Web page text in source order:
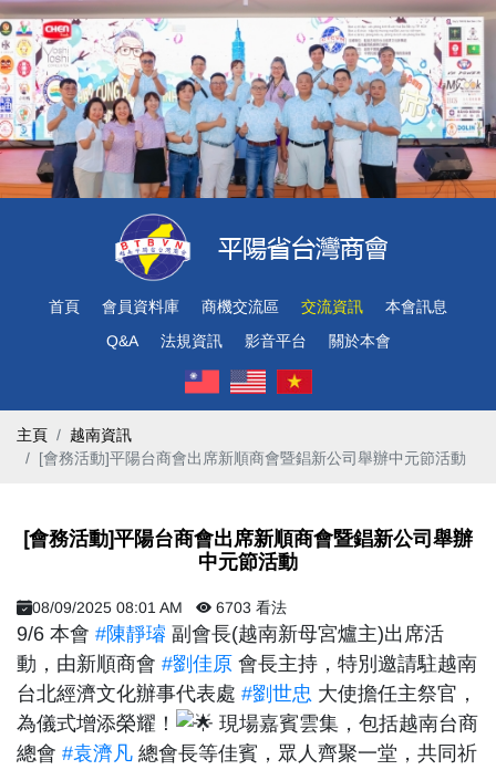
首頁 會員資料庫 商機交流區 交流資訊
本會訊息
Q&A
法規資訊 影音平台 關於本會
主頁
越南資訊
[會務活動]平陽台商會出席新順商會暨錩新公司舉辦中元節活動
[會務活動]平陽台商會出席新順商會暨錩新公司舉辦
中元節活動
08/09/2025 08:01 AM 6703 看法
9/6 本會 #陳靜璿 副會長(越南新母宮爐主)出席活
動，由新順商會 #劉佳原 會長主持，特別邀請駐越南
台北經濟文化辦事代表處 #劉世忠 大使擔任主祭官，
為儀式增添榮耀！
現場嘉賓雲集，包括越南台商
總會 #袁濟凡 總會長等佳賓，眾人齊聚一堂，共同祈